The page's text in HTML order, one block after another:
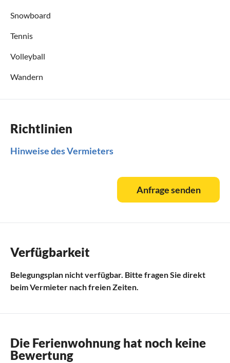
Snowboard
Tennis
Volleyball
Wandern
Richtlinien
Hinweise des Vermieters
Anfrage senden
Verfügbarkeit
Belegungsplan nicht verfügbar. Bitte fragen Sie direkt
beim Vermieter nach freien Zeiten.
Die Ferienwohnung hat noch keine
Bewertung